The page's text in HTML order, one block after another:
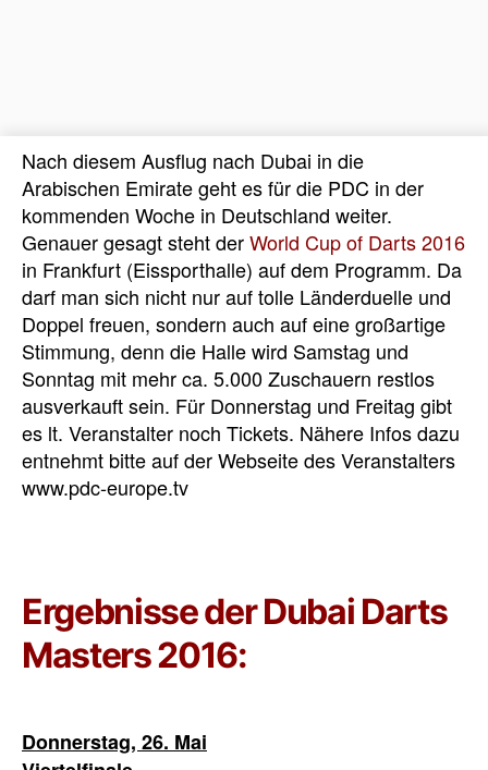
Nach diesem Ausflug nach Dubai in die
Arabischen Emirate geht es für die PDC in der
kommenden Woche in Deutschland weiter.
Genauer gesagt steht derWorld Cup of Darts 2016
in Frankfurt (Eissporthalle) auf dem Programm. Da
darf man sich nicht nur auf tolle Länderduelle und
Doppel freuen, sondern auch auf eine großartige
Stimmung, denn die Halle wird Samstag und
Sonntag mit mehr ca. 5.000 Zuschauern restlos
ausverkauft sein. Für Donnerstag und Freitag gibt
es lt. Veranstalter noch Tickets. Nähere Infos dazu
entnehmt bitte auf der Webseite des Veranstalters
www.pdc-europe.tv
Ergebnisse der Dubai Darts
Masters 2016:
Donnerstag, 26. Mai